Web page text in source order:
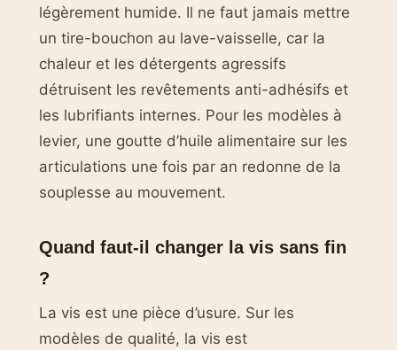
légèrement humide. Il ne faut jamais mettre
un tire-bouchon au lave-vaisselle, car la
chaleur et les détergents agressifs
détruisent les revêtements anti-adhésifs et
les lubrifiants internes. Pour les modèles à
levier, une goutte d’huile alimentaire sur les
articulations une fois par an redonne de la
souplesse au mouvement.
Quand faut-il changer la vis sans fin
?
La vis est une pièce d’usure. Sur les
modèles de qualité, la vis est